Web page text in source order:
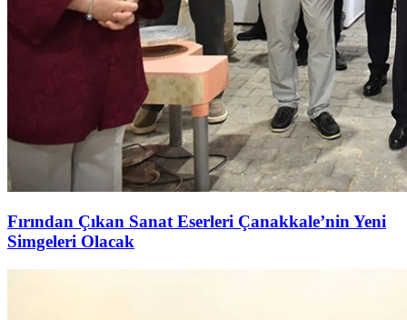
Fırından Çıkan Sanat Eserleri Çanakkale’nin Yeni
Simgeleri Olacak